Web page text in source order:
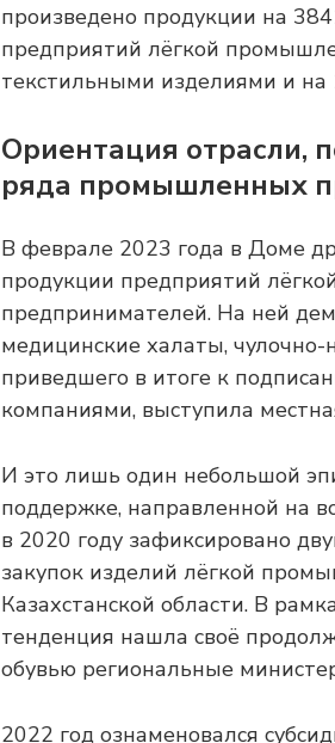
произведено продукции на
предприятий лёгкой
текстильными изделиями и
Ориентация отрасли,
ряда промышленных
В феврале 2023 года в Доме
продукции предприятий
предпринимателей. На ней
медицинские халаты,
приведшего в итоге к
компаниями, выступила
И это лишь один небольшой
поддержке, направленной на
в 2020 году зафиксировано
закупок изделий лёгкой
Казахстанской области. В
тенденция нашла своё
обувью региональные
2022 год ознаменовался